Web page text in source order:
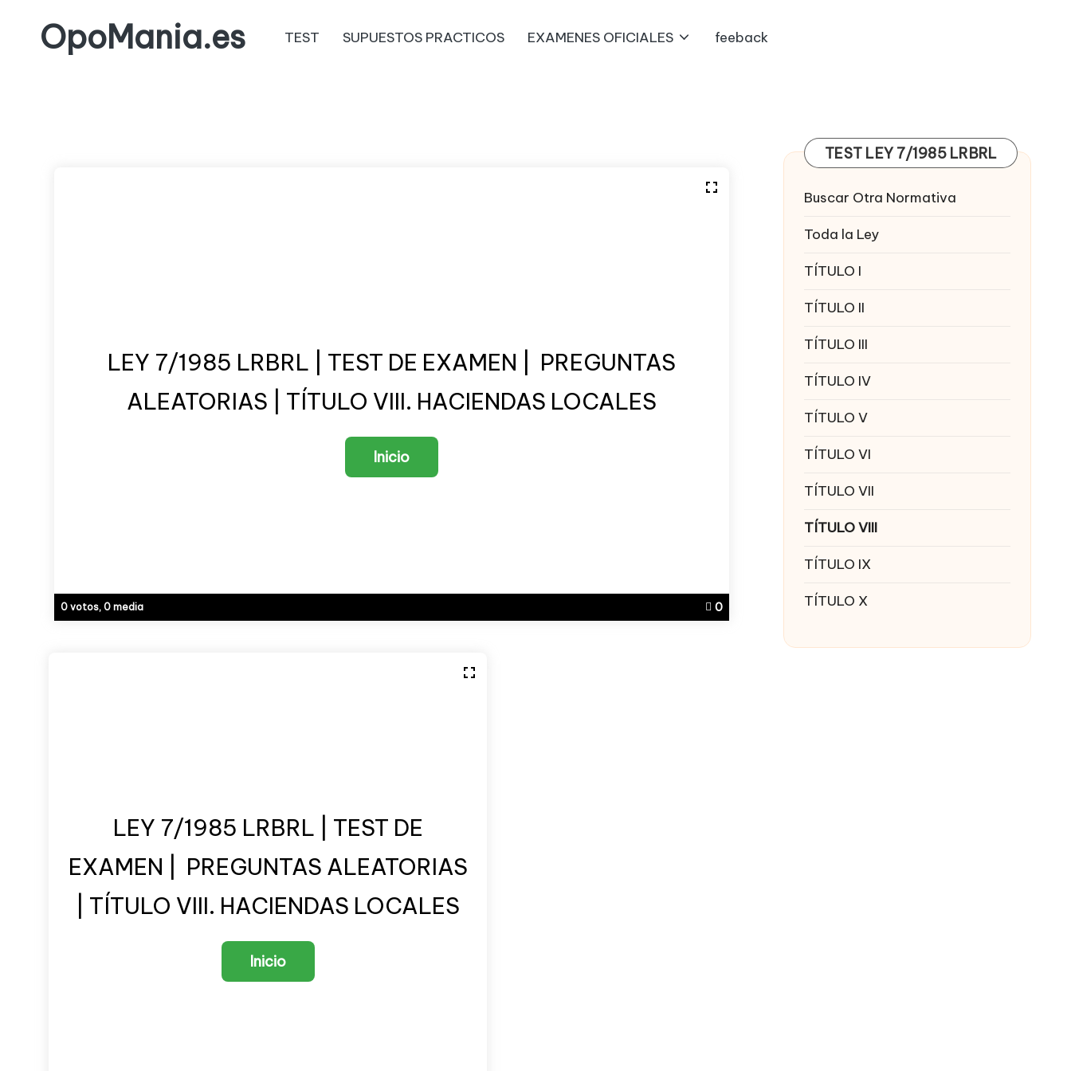
OpoMania.es TEST SUPUESTOS PRACTICOS EXAMENES OFICIALES feeback
0 votos, 0 media 0
LEY 7/1985 LRBRL | TEST DE EXAMEN | PREGUNTAS
ALEATORIAS | TÍTULO VIII. HACIENDAS LOCALES
LEY 7/1985 LRBRL | TEST DE
EXAMEN | PREGUNTAS ALEATORIAS
| TÍTULO VIII. HACIENDAS LOCALES
TEST LEY 7/1985 LRBRL
Buscar Otra Normativa
Toda la Ley
TÍTULO I
TÍTULO II
TÍTULO III
TÍTULO IV
TÍTULO V
TÍTULO VI
TÍTULO VII
TÍTULO VIII
TÍTULO IX
TÍTULO X